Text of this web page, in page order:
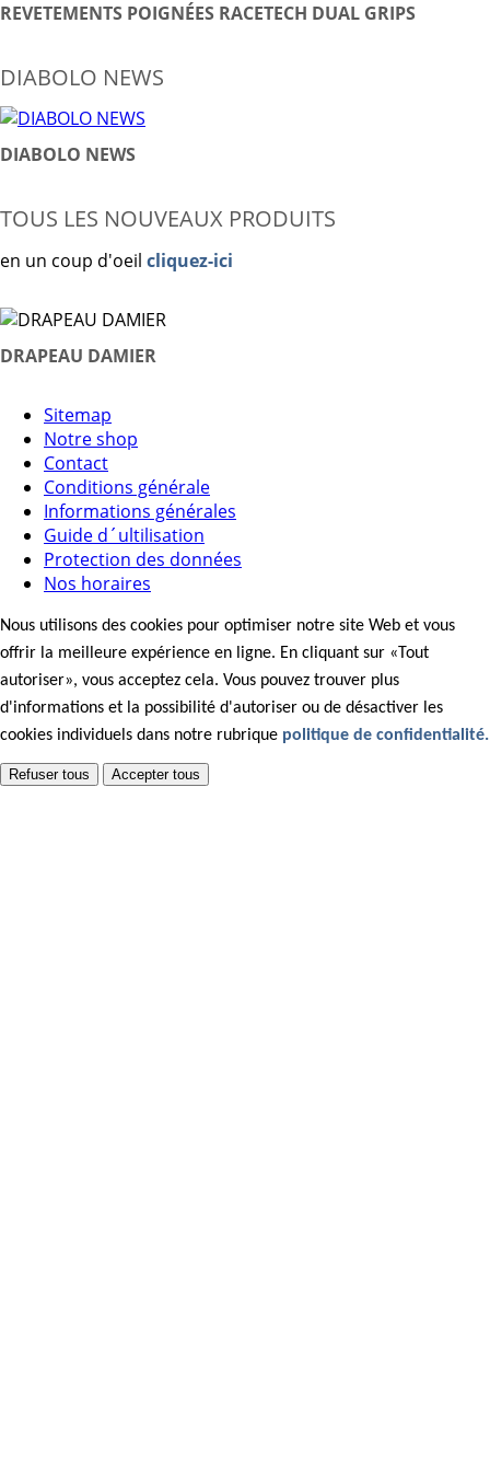
REVETEMENTS POIGNÉES RACETECH DUAL GRIPS
DIABOLO NEWS
DIABOLO NEWS
TOUS LES NOUVEAUX PRODUITS
en un coup d'oeil cliquez-ici
DRAPEAU DAMIER
Sitemap
Notre shop
Contact
Conditions générale
Informations générales
Guide d´ultilisation
Protection des données
Nos horaires
Nous utilisons des cookies pour optimiser notre site Web et vous
offrir la meilleure expérience en ligne. En cliquant sur «Tout
autoriser», vous acceptez cela. Vous pouvez trouver plus
d'informations et la possibilité d'autoriser ou de désactiver les
cookies individuels dans notre rubrique politique de confidentialité.
Refuser tous Accepter tous